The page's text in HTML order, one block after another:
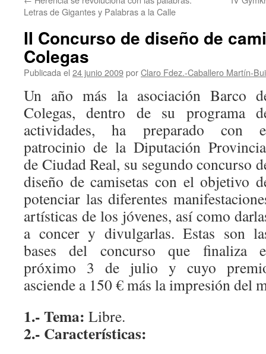
Letras de Gigantes y Palabras a la Calle
II Concurso de diseño de
Colegas
Publicada el 24 junio 2009porClaro Fdez.-Caballero Martín-
Un año más la asociación Barco
Colegas, dentro de su programa
actividades, ha preparado con
patrocinio de la Diputación
de Ciudad Real, su segundo concurso
diseño de camisetas con el objetivo
potenciar las diferentes
artísticas de los jóvenes, así como
a concer y divulgarlas. Estas son
bases del concurso que finaliza
próximo 3 de julio y cuyo
asciende a 150 € más la impresión del
1.- Tema: Libre.
2.- Características: